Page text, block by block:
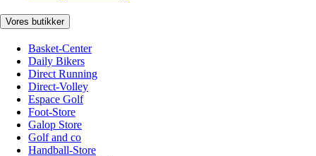
Vores butikker
Basket-Center
Daily Bikers
Direct Running
Direct-Volley
Espace Golf
Foot-Store
Galop Store
Golf and co
Handball-Store